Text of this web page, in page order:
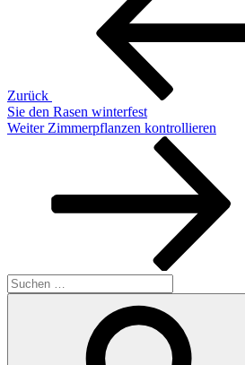
Zurück
Sie den Rasen winterfest
Nächster
Weiter Zimmerpflanzen kontrollieren
Suchen
nach: